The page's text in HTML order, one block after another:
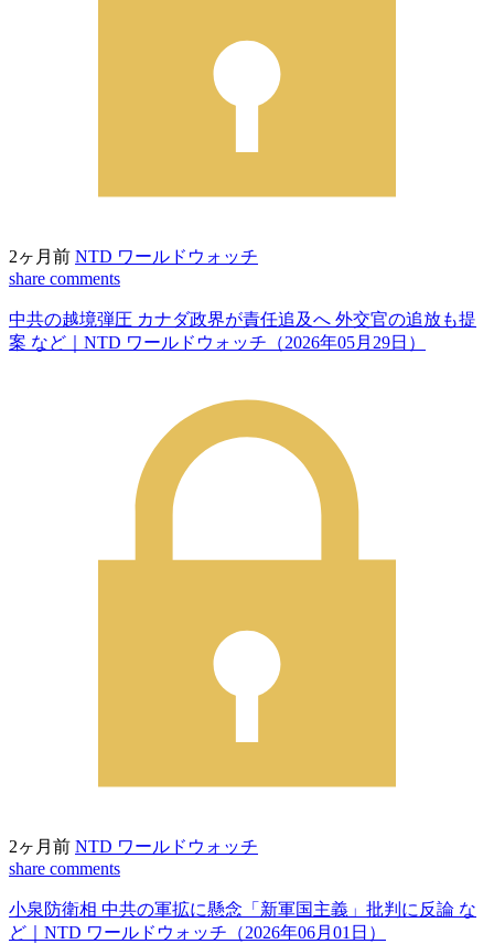
2ヶ月前 NTD ワールドウォッチ
share comments
中共の越境弾圧 カナダ政界が責任追及へ 外交官の追放も提
案 など｜NTD ワールドウォッチ（2026年05月29日）
2ヶ月前 NTD ワールドウォッチ
share comments
小泉防衛相 中共の軍拡に懸念「新軍国主義」批判に反論 な
ど｜NTD ワールドウォッチ（2026年06月01日）